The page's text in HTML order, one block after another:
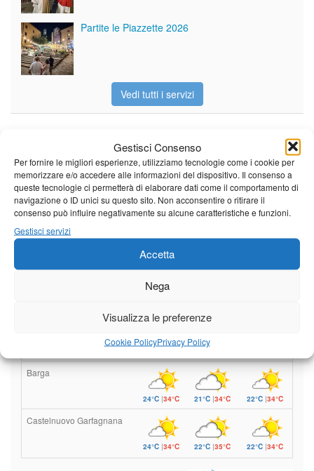
Gestisci Consenso
Per fornire le migliori esperienze, utilizziamo tecnologie come i cookie per
memorizzare e/o accedere alle informazioni del dispositivo. Il consenso a
queste tecnologie ci permetterà di elaborare dati come il comportamento di
navigazione o ID unici su questo sito. Non acconsentire o ritirare il
consenso può influire negativamente su alcune caratteristiche e funzioni.
Gestisci servizi
Accetta
Nega
Visualizza le preferenze
Cookie PolicyPrivacy Policy
Partite le Piazzette 2026
Vedi tutti i servizi
Il tempo di questo fine
ben al di sopra dei valori
stagionali
Barga
24°C|34°C 21°C|34°C 22°C |34°C
Castelnuovo Garfagnana
24°C|34°C 22°C|35°C 22°C |34°C